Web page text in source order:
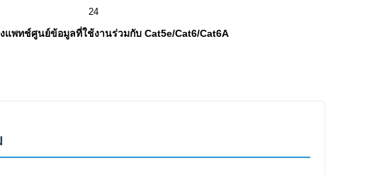
24
แพทช์ศูนย์ข้อมูลที่ใช้งานร่วมกับ Cat5e/Cat6/Cat6A